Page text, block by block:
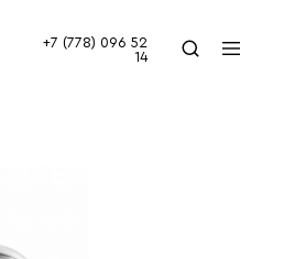
+7 (778) 096 52
14